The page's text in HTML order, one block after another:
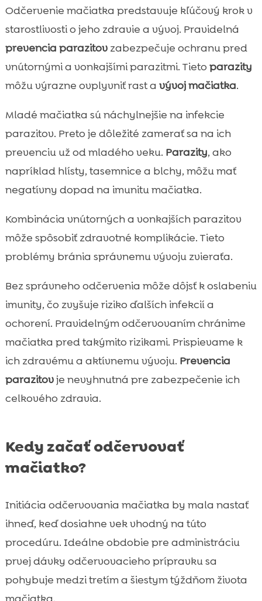
Odčervenie mačiatka predstavuje kľúčový krok v
starostlivosti o jeho zdravie a vývoj. Pravidelná
prevencia parazitovzabezpečuje ochranu pred
vnútornými a vonkajšími parazitmi. Tieto parazity
môžu výrazne ovplyvniť rast a vývoj mačiatka.
Mladé mačiatka sú náchylnejšie na infekcie
parazitov. Preto je dôležité zamerať sa na ich
prevenciu už od mladého veku. Parazity, ako
napríklad hlísty, tasemnice a blchy, môžu mať
negatívny dopad na imunitu mačiatka.
Kombinácia vnútorných a vonkajších parazitov
môže spôsobiť zdravotné komplikácie. Tieto
problémy bránia správnemu vývoju zvieraťa.
Bez správneho odčervenia môže dôjsť k oslabeniu
imunity, čo zvyšuje riziko ďalších infekcií a
ochorení. Pravidelným odčervovaním chránime
mačiatka pred takýmito rizikami. Prispievame k
ich zdravému a aktívnemu vývoju. Prevencia
parazitovje nevyhnutná pre zabezpečenie ich
celkového zdravia.
Kedy začať odčervovať
mačiatko?
Initiácia odčervovania mačiatka by mala nastať
ihneď, keď dosiahne vek vhodný na túto
procedúru. Ideálne obdobie pre administráciu
prvej dávky odčervovacieho prípravku sa
pohybuje medzi tretím a šiestym týždňom života